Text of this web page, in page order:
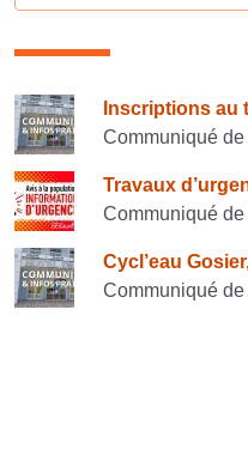
ConsulterInscriptions au
Communiqué de
Travaux
Communiqué de
Cycl’eau
Communiqué de